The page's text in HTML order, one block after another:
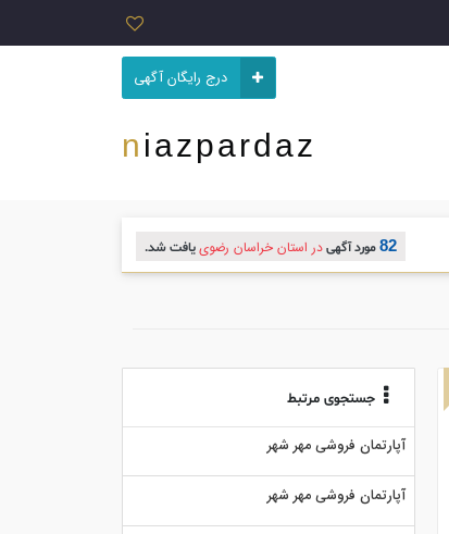
درج رایگان آگهی
niazpardaz
82مورد آگهیدر استان خراسان رضوییافت شد.
جستجوی مرتبط
آپارتمان فروشی مهر شهر
آپارتمان فروشی مهر شهر